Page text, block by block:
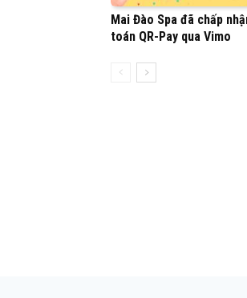
Mai Đào Spa đã chấp
toán QR-Pay qua Vimo